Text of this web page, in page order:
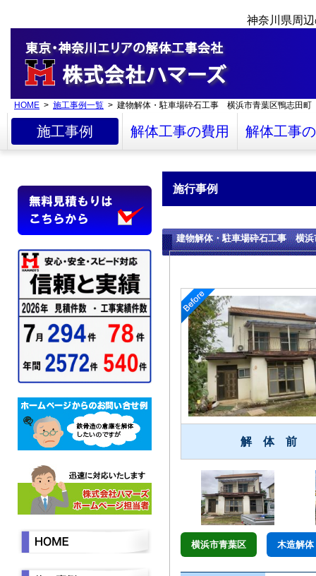
神奈川県周
HOME > 施工事例一覧 > 建物解体・駐車場砕石工事 横浜市青葉区鴨志田町
施工事例 解体工事の費用 解体工事
施行事例
建物解体・駐車場砕石工事 横浜
解 体 前
横浜市青葉区 木造解体